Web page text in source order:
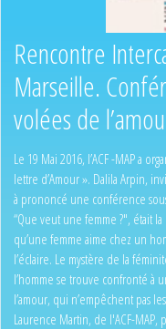
Rencontre
Marseille.
volées de
Le 19 Mai 2016, l’ACF -MAP a
lettre d’Amour ». Dalila Arpin,
à prononcé une conférence
“Que veut une femme ?", était
qu’une femme aime chez un
l’éclaire. Le mystère de la
l’homme se trouve confronté à
l’amour, qui n’empêchent pas
Laurence Martin, de l'ACF-